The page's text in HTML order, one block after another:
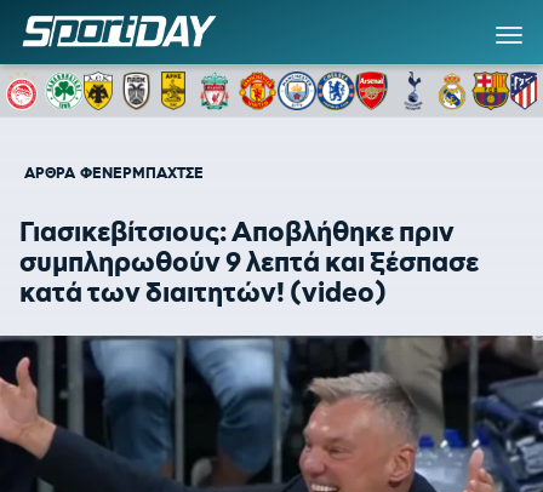
ΑΡΘΡΑ ΦΕΝΕΡΜΠΑΧΤΣΕ
Γιασικεβίτσιους: Αποβλήθηκε πριν
συμπληρωθούν 9 λεπτά και ξέσπασε
κατά των διαιτητών! (video)